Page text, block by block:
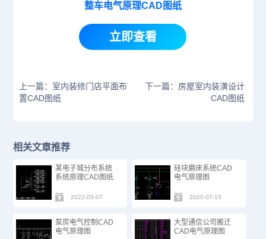
整车电气原理CAD图纸
立即查看
上一篇：室内装修门店平面布
置CAD图纸
下一篇：房屋室内装潢设计
CAD图纸
相关文章推荐
某电子城分布系统
系统原理CAD图纸
2022-03-07
硅块磨床系统CAD
电气原理图
2020-07-15
泵房电气控制CAD
电气原理图
大型通信公司搬迁
CAD电气原理图